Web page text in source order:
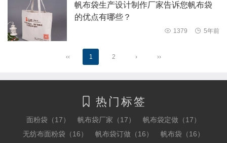
帆布袋生产设计制作厂家告诉您帆布袋
的优点有哪些？
 1379  5年前
‹‹ 1 2 › ››
 热门标签
面粉袋（17） 帆布袋厂家（17）
帆布袋定做（17）
无纺布面粉袋（16）
帆布袋订做（16）
帆布袋（16）